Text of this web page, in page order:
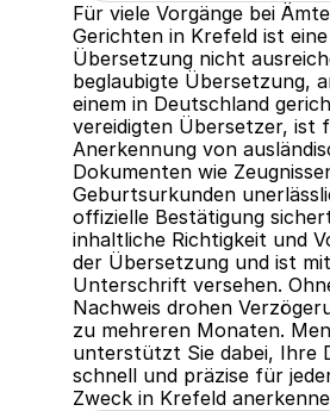
Für viele Vorgänge bei
Gerichten in Krefeld ist
Übersetzung nicht
beglaubigte Übersetzung,
einem in Deutschland
vereidigten Übersetzer, ist
Anerkennung von
Dokumenten wie
Geburtsurkunden
offizielle Bestätigung
inhaltliche Richtigkeit und
der Übersetzung und ist
Unterschrift versehen.
Nachweis drohen
zu mehreren Monaten.
unterstützt Sie dabei, Ihre
schnell und präzise für
Zweck in Krefeld